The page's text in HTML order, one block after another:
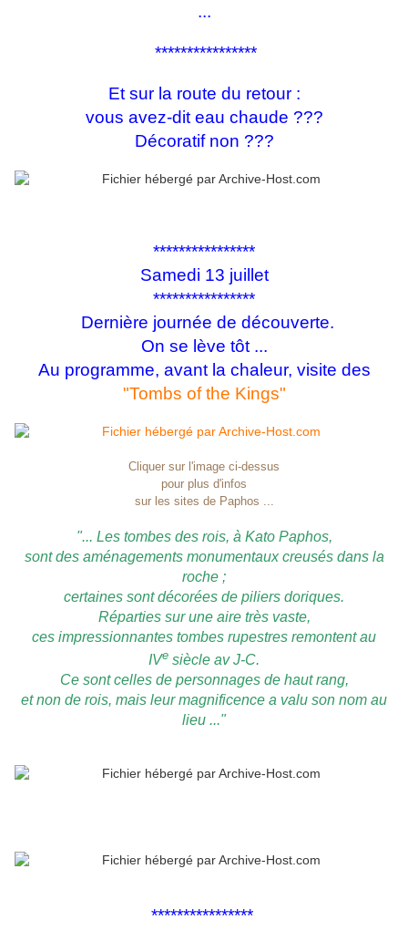
...
****************
Et sur la route du retour :
vous avez-dit eau chaude ???
Décoratif non ???
****************
Samedi 13 juillet
****************
Dernière journée de découverte.
On se lève tôt ...
Au programme, avant la chaleur, visite des
"Tombs of the Kings"
Cliquer sur l'image ci-dessus
pour plus d'infos
sur les sites de Paphos ...
"... Les tombes des rois, à Kato Paphos,
sont des aménagements monumentaux creusés dans la
roche ;
certaines sont décorées de piliers doriques.
Réparties sur une aire très vaste,
ces impressionnantes tombes rupestres remontent au
IVe siècle av J-C.
Ce sont celles de personnages de haut rang,
et non de rois, mais leur magnificence a valu son nom au
lieu ..."
****************